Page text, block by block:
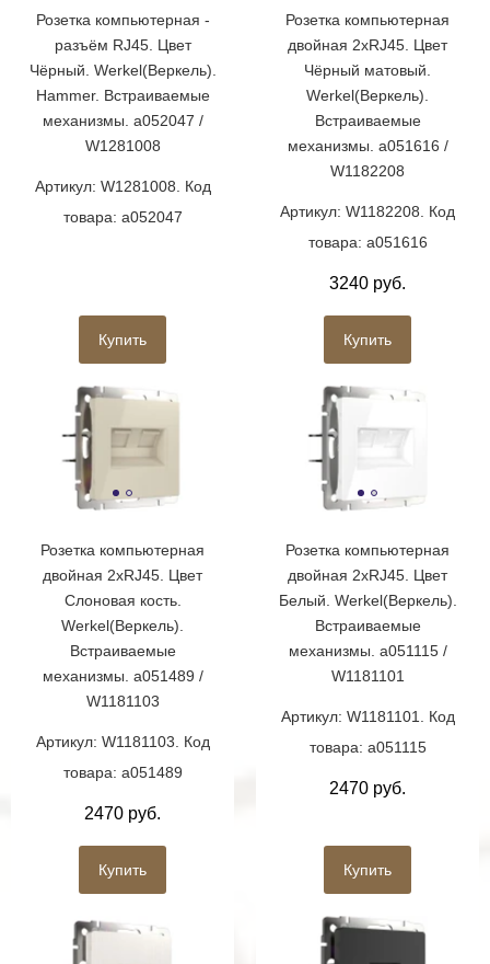
Розетка компьютерная -
разъём RJ45. Цвет
Чёрный. Werkel(Веркель).
Hammer. Встраиваемые
механизмы. a052047 /
W1281008
Артикул: W1281008. Код
товара: a052047
Купить
Розетка компьютерная
двойная 2хRJ45. Цвет
Чёрный матовый.
Werkel(Веркель).
Встраиваемые
механизмы. a051616 /
W1182208
Артикул: W1182208. Код
товара: a051616
3240 руб.
Купить
Розетка компьютерная
двойная 2хRJ45. Цвет
Слоновая кость.
Werkel(Веркель).
Встраиваемые
механизмы. a051489 /
W1181103
Артикул: W1181103. Код
товара: a051489
2470 руб.
Купить
Розетка компьютерная
двойная 2хRJ45. Цвет
Белый. Werkel(Веркель).
Встраиваемые
механизмы. a051115 /
W1181101
Артикул: W1181101. Код
товара: a051115
2470 руб.
Купить